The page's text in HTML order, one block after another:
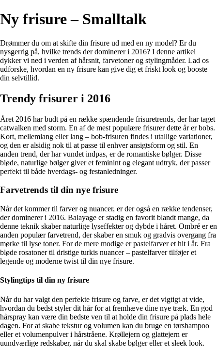
Ny frisure – Smalltalk
Drømmer du om at skifte din frisure ud med en ny model? Er du
nysgerrig på, hvilke trends der dominerer i 2016? I denne artikel
dykker vi ned i verden af hårsnit, farvetoner og stylingmåder. Lad os
udforske, hvordan en ny frisure kan give dig et friskt look og booste
din selvtillid.
Trendy frisurer i 2016
Året 2016 har budt på en række spændende frisuretrends, der har taget
catwalken med storm. En af de mest populære frisurer dette år er bobs.
Kort, mellemlang eller lang – bob-frisuren findes i utallige variationer,
og den er alsidig nok til at passe til enhver ansigtsform og stil. En
anden trend, der har vundet indpas, er de romantiske bølger. Disse
bløde, naturlige bølger giver et feminint og elegant udtryk, der passer
perfekt til både hverdags- og festanledninger.
Farvetrends til din nye frisure
Når det kommer til farver og nuancer, er der også en række tendenser,
der dominerer i 2016. Balayage er stadig en favorit blandt mange, da
denne teknik skaber naturlige lyseffekter og dybde i håret. Ombré er en
anden populær farvetrend, der skaber en smuk og gradvis overgang fra
mørke til lyse toner. For de mere modige er pastelfarver et hit i år. Fra
bløde rosatoner til dristige turkis nuancer – pastelfarver tilføjer et
legende og moderne twist til din nye frisure.
Stylingtips til din ny frisure
Når du har valgt den perfekte frisure og farve, er det vigtigt at vide,
hvordan du bedst styler dit hår for at fremhæve dine nye træk. En god
hårspray kan være din bedste ven til at holde din frisure på plads hele
dagen. For at skabe tekstur og volumen kan du bruge en tørshampoo
eller et volumenpulver i hårstråene. Krøllejern og glattejern er
uundværlige redskaber, når du skal skabe bølger eller et sleek look.